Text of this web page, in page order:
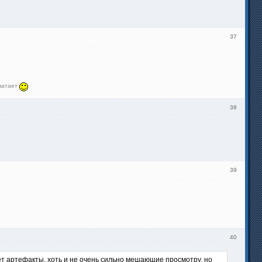
37
38
39
40
артефакты, хоть и не очень сильно мешающие просмотру, но